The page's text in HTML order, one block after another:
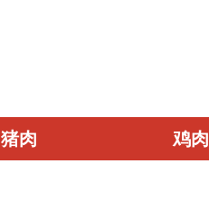
猪肉 鸡肉